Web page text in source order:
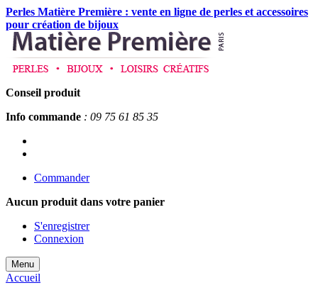
Perles Matière Première : vente en ligne de perles et accessoires
pour création de bijoux
Conseil produit
Info commande : 09 75 61 85 35
Commander
Aucun produit dans votre panier
S'enregistrer
Connexion
Menu
Accueil